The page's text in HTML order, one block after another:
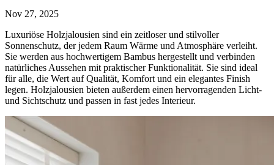
Nov 27, 2025
Luxuriöse Holzjalousien sind ein zeitloser und stilvoller
Sonnenschutz, der jedem Raum Wärme und Atmosphäre verleiht.
Sie werden aus hochwertigem Bambus hergestellt und verbinden
natürliches Aussehen mit praktischer Funktionalität. Sie sind ideal
für alle, die Wert auf Qualität, Komfort und ein elegantes Finish
legen. Holzjalousien bieten außerdem einen hervorragenden Licht-
und Sichtschutz und passen in fast jedes Interieur.